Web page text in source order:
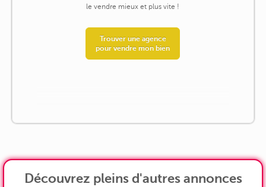
le vendre mieux et plus vite !
Trouver une agence
pour vendre mon bien
Découvrez pleins d'autres annonces